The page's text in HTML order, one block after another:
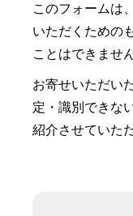
このフォームは
いただくための
ことはできません
お寄せいただい
定・識別できな
紹介させていた